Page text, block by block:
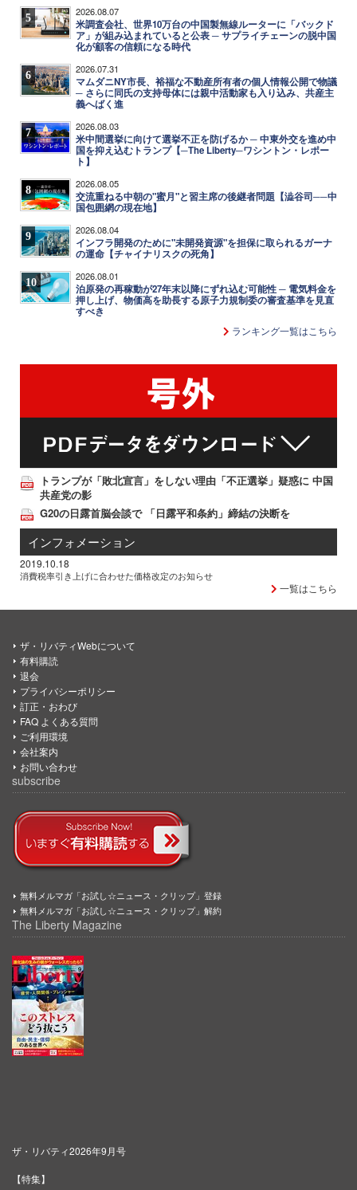
5 2026.08.07
米調査会社、世界10万台の中国製無線ルーターに「バックド
ア」が組み込まれていると公表 ─ サプライチェーンの脱中国
化が顧客の信頼になる時代
6 2026.07.31
マムダニNY市長、裕福な不動産所有者の個人情報公開で物議
─ さらに同氏の支持母体には親中活動家も入り込み、共産主
義へばく進
7 2026.08.03
米中間選挙に向けて選挙不正を防げるか ─ 中東外交を進め中
国を抑え込むトランプ【─The Liberty─ワシントン・レポー
ト】
8 2026.08.05
交流重ねる中朝の"蜜月"と習主席の後継者問題【澁谷司──中
国包囲網の現在地】
9 2026.08.04
インフラ開発のために"未開発資源"を担保に取られるガーナ
の運命【チャイナリスクの死角】
10 2026.08.01
泊原発の再稼動が27年末以降にずれ込む可能性 ─ 電気料金を
押し上げ、物価高を助長する原子力規制委の審査基準を見直
すべき
ランキング一覧はこちら
トランプが「敗北宣言」をしない理由「不正選挙」疑惑に 中国
共産党の影
G20の日露首脳会談で 「日露平和条約」締結の決断を
インフォメーション
2019.10.18
消費税率引き上げに合わせた価格改定のお知らせ
一覧はこちら
ザ・リバティWebについて
有料購読
退会
プライバシーポリシー
訂正・おわび
FAQ よくある質問
ご利用環境
会社案内
お問い合わせ
subscribe
無料メルマガ「お試し☆ニュース・クリップ」登録
無料メルマガ「お試し☆ニュース・クリップ」解約
The Liberty Magazine
ザ・リバティ2026年9月号
【特集】